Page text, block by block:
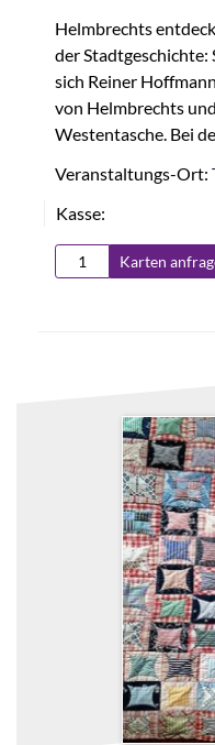
Helmbrechts
der Stadtgeschichte:
sich Reiner
von Helmbrechts
Westentasche. Bei
Veranstaltungs-Ort:
Kasse:
Karten